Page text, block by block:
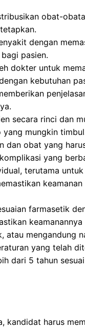
obat-
dengan
pasien.
dokter untuk
kebutuhan
secara rinci dan
yang mungkin
dan obat yang
yang
terutama
farmasetik
keamanannya
atau mengandung
yang telah
dari 5 tahun
kandidat harus